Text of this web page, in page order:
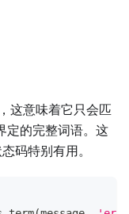
这意味着它只会匹
定的完整词语。这
码特别有用。